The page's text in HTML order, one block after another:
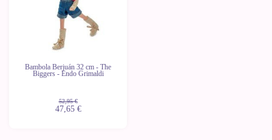
Bambola Berjuán 32 cm - The
Biggers - Endo Grimaldi
52,95 €
47,65 €